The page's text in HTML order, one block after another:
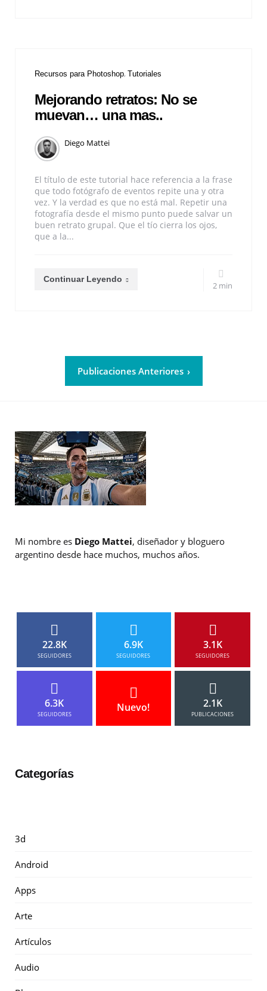
Recursos para Photoshop Tutoriales
Mejorando retratos: No se
muevan… una mas..
Diego Mattei
El título de este tutorial hace referencia a la frase
que todo fotógrafo de eventos repite una y otra
vez. Y la verdad es que no está mal. Repetir una
fotografía desde el mismo punto puede salvar un
buen retrato grupal. Que el tío cierra los ojos,
que a la...
Continuar Leyendo
2 min
Publicaciones Anteriores
Mi nombre es Diego Mattei, diseñador y bloguero
argentino desde hace muchos, muchos años.
22.8K
SEGUIDORES
6.9K
SEGUIDORES
3.1K
SEGUIDORES
6.3K
SEGUIDORES
Nuevo! 2.1K
PUBLICACIONES
Categorías
3d
Android
Apps
Arte
Artículos
Audio